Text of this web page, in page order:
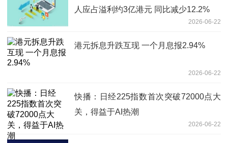
人应占溢利约3亿港元 同比减少12.2%
2026-06-22
港元拆息升跌互现 一个月息报2.94%
2026-06-22
快播：日经225指数首次突破72000点大
关，得益于AI热潮
2026-06-22